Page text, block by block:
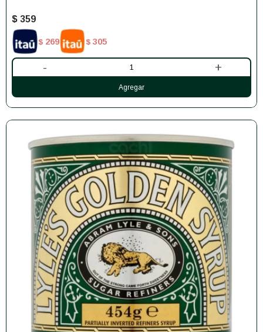
$ 359
$ 269 $ 305
- +